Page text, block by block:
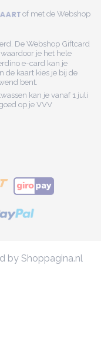
of met de Webshop
De Webshop Giftcard
waardoor je het hele
e-card kan je
de kaart kies je bij de
bent.
kan je vanaf 1 juli
op je VVV
by Shoppagina.nl